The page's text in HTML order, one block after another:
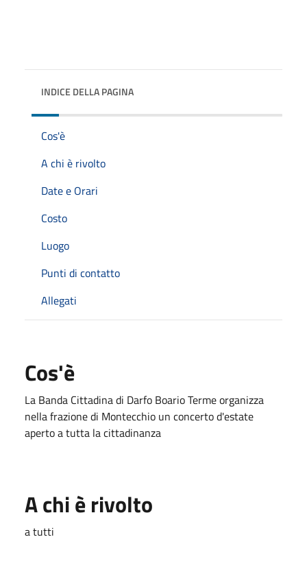
INDICE DELLA PAGINA
Cos'è
A chi è rivolto
Date e Orari
Costo
Luogo
Punti di contatto
Allegati
Cos'è
La Banda Cittadina di Darfo Boario Terme organizza
nella frazione di Montecchio un concerto d'estate
aperto a tutta la cittadinanza
A chi è rivolto
a tutti